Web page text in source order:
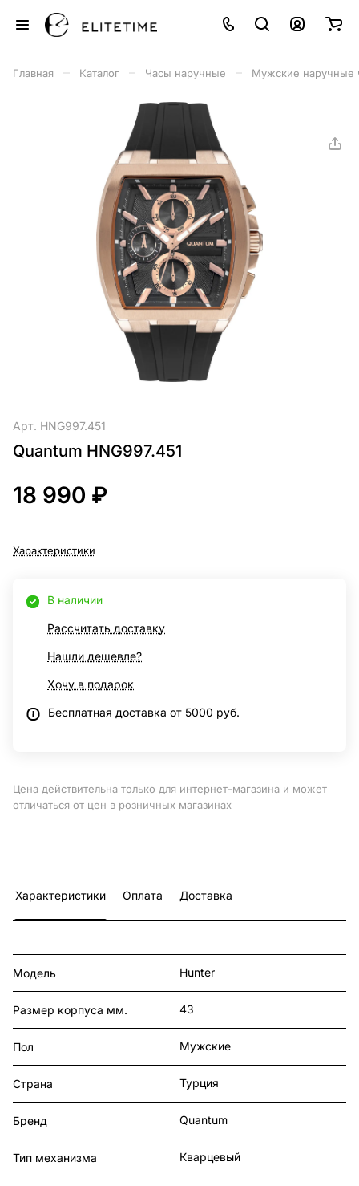
Главная Каталог Часы наручные Мужские наручные
Арт. HNG997.451
Quantum HNG997.451
18 990 ₽
Характеристики
В наличии
Рассчитать доставку
Нашли дешевле?
Хочу в подарок
Бесплатная доставка от 5000 руб.
Цена действительна только для интернет-магазина и может
отличаться от цен в розничных магазинах
Характеристики Оплата Доставка
Модель Hunter
Размер корпуса мм. 43
Пол Мужские
Страна Турция
Бренд Quantum
Тип механизма Кварцевый